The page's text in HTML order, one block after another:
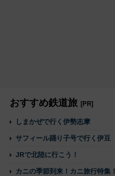
おすすめ鉄道旅 [PR]
しまかぜで行く伊勢志摩
サフィール踊り子号で行く伊豆
JRで北陸に行こう！
カニの季節到来！カニ旅行特集！